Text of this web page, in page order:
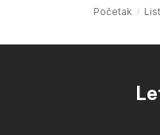
Početak